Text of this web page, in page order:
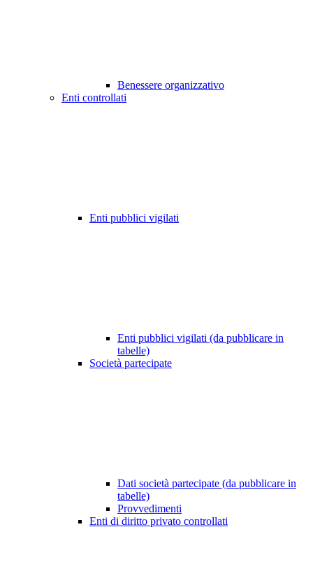
Benessere organizzativo
Enti controllati
Enti pubblici vigilati
Enti pubblici vigilati (da pubblicare in
tabelle)
Società partecipate
Dati società partecipate (da pubblicare in
tabelle)
Provvedimenti
Enti di diritto privato controllati